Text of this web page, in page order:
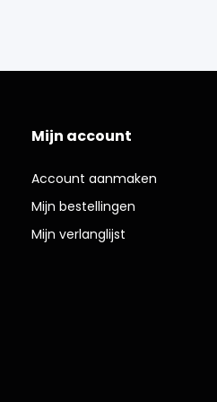
Mijn account
Account aanmaken
Mijn bestellingen
Mijn verlanglijst